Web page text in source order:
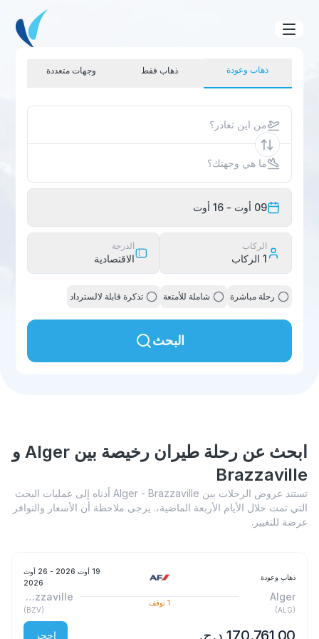
ذهاب وعودة ذهاب فقط وجهات متعددة
من اين تغادر؟
ما هي وجهتك؟
09 أوت - 16 أوت
الركاب
1 الركاب
الدرجة
الاقتصادية
رحلة مباشرة شاملة للأمتعة تذكرة قابلة لالسترداد
البحث
ابحث عن رحلة طيران رخيصة بين Alger و
Brazzaville
تستند عروض الرحلات بين Alger - Brazzaville أدناه إلى عمليات البحث
التي تمت خلال الأيام الأربعة الماضية،. يرجى ملاحظة أن الأسعار والتوافر
عرضة للتغيير.
ذهاب وعودة
19 أوت 2026
- 26 أوت
2026
Alger
(
ALG
)
1 توقف
Brazzaville
(
BZV
)
احجز